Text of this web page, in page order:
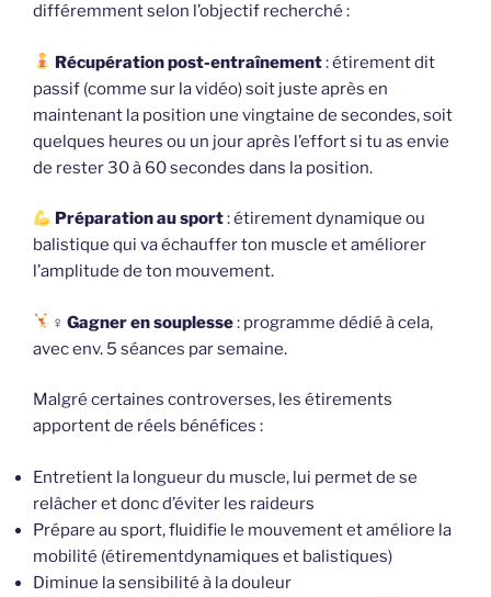
différemment selon l’objectif recherché :
Récupération post-entraînement: étirement dit
passif (comme sur la vidéo) soit juste après en
maintenant la position une vingtaine de secondes, soit
quelques heures ou un jour après l’effort si tu as envie
de rester 30 à 60 secondes dans la position.
Préparation au sport: étirement dynamique ou
balistique qui va échauffer ton muscle et améliorer
l’amplitude de ton mouvement.
‍♀Gagner en souplesse: programme dédié à cela,
avec env. 5 séances par semaine.
Malgré certaines controverses, les étirements
apportent de réels bénéfices :
Entretient la longueur du muscle, lui permet de se
relâcher et donc d’éviter les raideurs
Prépare au sport, fluidifie le mouvement et améliore la
mobilité (étirementdynamiques et balistiques)
Diminue la sensibilité à la douleur